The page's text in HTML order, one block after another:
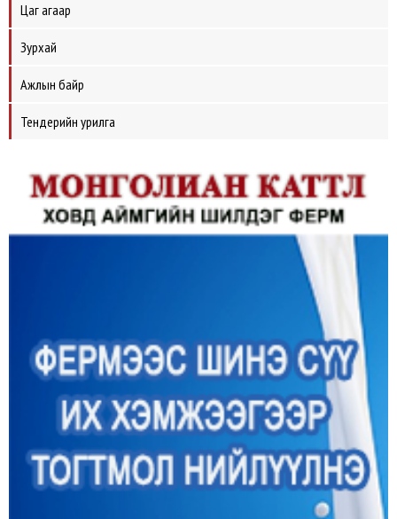
Цаг агаар
Зурхай
Ажлын байр
Тендерийн урилга